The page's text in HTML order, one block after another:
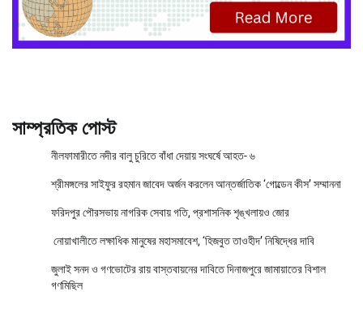
সাম্প্রতিক পোস্ট
নীলফামারীতে নদীর বালু চুরিতে বাঁধা দেয়ায় সংঘর্ষে আহত- ৬
শ্রীমঙ্গলের সাইফুর রহমান জাবেদ অর্জন করলেন আন্তর্জাতিক ‘গোল্ডেন কীস’ সম্মাননা
ফরিদপুর পৌরসভায় নাগরিক সেবায় গতি, প্রশাসনিক শৃঙ্খলায়ও জোর
নোয়াখালীতে লক্ষাধিক মানুষের মহাসমাবেশ, ‘হিজবুত তাওহীদ’ নিষিদ্ধের দাবি
জুলাই সনদ ও গণভোটের রায় বাস্তবায়নের দাবিতে দিনাজপুরে জামায়াতের বিশাল
গণমিছিল